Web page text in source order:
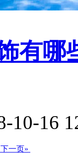
有哪
10-16
下一页»